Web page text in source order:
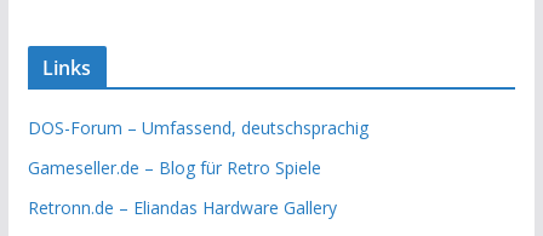
Links
DOS-Forum – Umfassend, deutschsprachig
Gameseller.de – Blog für Retro Spiele
Retronn.de – Eliandas Hardware Gallery